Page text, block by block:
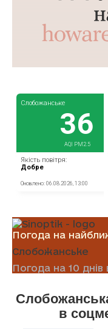
Погода на
Слобожанське
Погода на 10 днів
в